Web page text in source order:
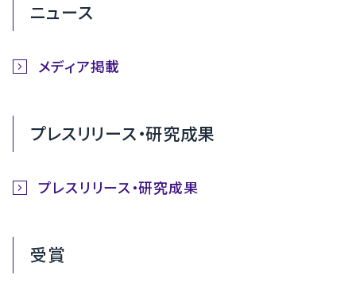
ニュース
メディア掲載
プレスリリース・研究成果
プレスリリース・研究成果
受賞